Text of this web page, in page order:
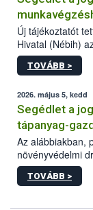
Új tájékoztatót
Hivatal (Nébih)
növényvédelmi
végezni
műszaki és
TOVÁBB >
2026. május 5, kedd
Segédlet a
tápanyag-
feltételeiről
Az alábbiakban,
növényvédelmi
növényvédelmi
végzésének
TOVÁBB >